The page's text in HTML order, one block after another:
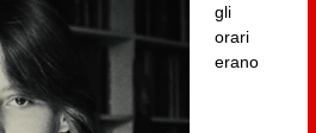
gli
orari
erano